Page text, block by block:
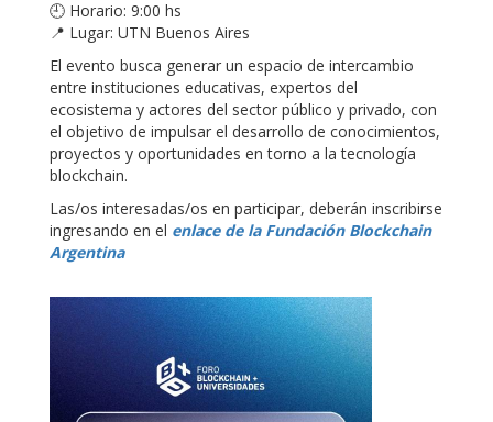
🕘 Horario: 9:00 hs
📍 Lugar: UTN Buenos Aires
​El evento busca generar un espacio de intercambio
entre instituciones educativas, expertos del
ecosistema y actores del sector público y privado, con
el objetivo de impulsar el desarrollo de conocimientos,
proyectos y oportunidades en torno a la tecnología
blockchain.
Las/os interesadas/os en participar, deberán inscribirse
ingresando en el enlace de la Fundación Blockchain
Argentina